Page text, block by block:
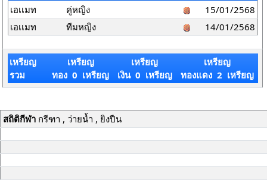
เอเเมท คู่หญิง
15/01/2568
เอเเมท
ทีมหญิง 14/01/2568
เหรียญ
รวม
เหรียญ
ทอง 0 เหรียญ
เหรียญ
เงิน 0 เหรียญ
เหรียญ
ทองแดง 2 เหรียญ
สถิติกีฬากรีฑา , ว่ายน้ำ , ยิงปืน